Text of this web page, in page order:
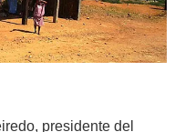
ma
presidente del